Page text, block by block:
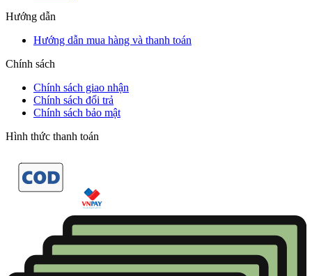
Hướng dẫn
Hướng dẫn mua hàng và thanh toán
Chính sách
Chính sách giao nhận
Chính sách đổi trả
Chính sách bảo mật
Hình thức thanh toán